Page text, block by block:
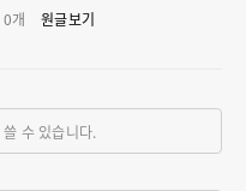
0개 원글보기
수 있습니다.